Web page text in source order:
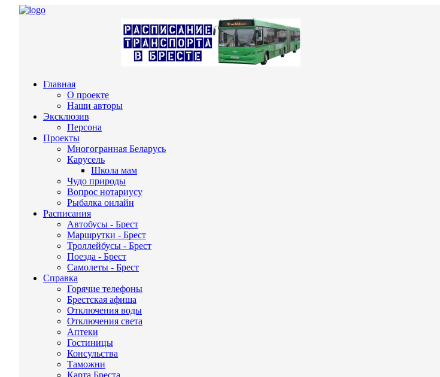
Главная
О проекте
Наши авторы
Эксклюзив
Персона
Проекты
Многогранная Беларусь
Карусель
Школа мам
Чудо природы
Вопрос нотариусу
Рыбалка онлайн
Расписания
Автобусы - Брест
Маршрутки - Брест
Троллейбусы - Брест
Поезда - Брест
Самолеты - Брест
Справка
Горячие телефоны
Брестская афиша
Отключения воды
Отключения света
Аптеки
Гостиницы
Консульства
Таможни
Карта Бреста